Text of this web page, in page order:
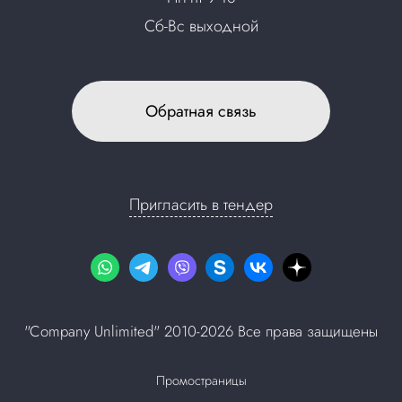
Сб-Вс выходной
Обратная связь
Пригласить в тендер
"Company Unlimited" 2010-2026 Все права защищены
Промостраницы